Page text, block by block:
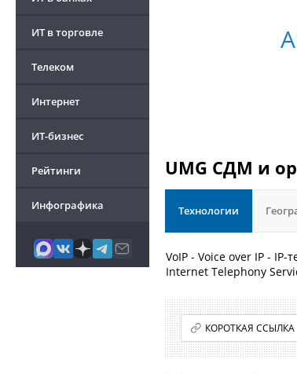
ИТ в торговле
Телеком
Интернет
ИТ-бизнес
Рейтинги
Инфографика
UMG СДМ и
Технологии
VoIP - Voice over IP -
Internet Telephony
КОРОТКАЯ ССЫЛКА